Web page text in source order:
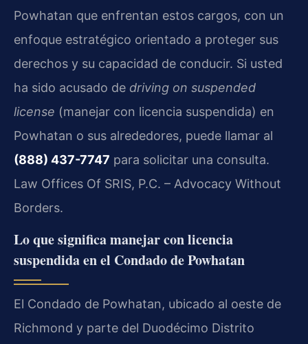
Powhatan que enfrentan estos cargos, con un
enfoque estratégico orientado a proteger sus
derechos y su capacidad de conducir. Si usted
ha sido acusado de driving on suspended
license (manejar con licencia suspendida) en
Powhatan o sus alrededores, puede llamar al
(888) 437-7747 para solicitar una consulta.
Law Offices Of SRIS, P.C. – Advocacy Without
Borders.
Lo que significa manejar con licencia
suspendida en el Condado de Powhatan
El Condado de Powhatan, ubicado al oeste de
Richmond y parte del Duodécimo Distrito